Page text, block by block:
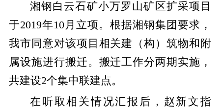
湘钢白云石矿小万罗山矿区扩采项目
于2019年10月立项。根据湘钢集团要求，
我市同意对该项目相关建（构）筑物和附
属设施进行搬迁。搬迁工作分两期实施，
共建设2个集中联建点。
在听取相关情况汇报后，赵新文指